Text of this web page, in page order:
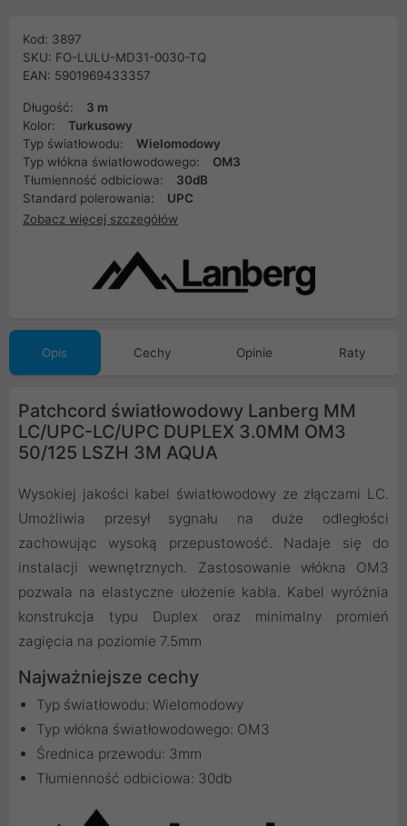
Kod: 3897
SKU: FO-LULU-MD31-0030-TQ
EAN: 5901969433357
Długość:
3 m
Kolor:
Turkusowy
Typ światłowodu:
Wielomodowy
Typ włókna światłowodowego:
OM3
Tłumienność odbiciowa:
30dB
Standard polerowania:
UPC
Zobacz więcej szczegółów
Opis Cechy Opinie Raty
Patchcord światłowodowy Lanberg MM
LC/UPC-LC/UPC DUPLEX 3.0MM OM3
50/125 LSZH 3M AQUA
Wysokiej jakości kabel światłowodowy ze złączami LC.
Umożliwia przesył sygnału na duże odległości
zachowując wysoką przepustowość. Nadaje się do
instalacji wewnętrznych. Zastosowanie włókna OM3
pozwala na elastyczne ułożenie kabla. Kabel wyróżnia
konstrukcja typu Duplex oraz minimalny promień
zagięcia na poziomie 7.5mm
Najważniejsze cechy
Typ światłowodu: Wielomodowy
Typ włókna światłowodowego: OM3
Średnica przewodu: 3mm
Tłumienność odbiciowa: 30db